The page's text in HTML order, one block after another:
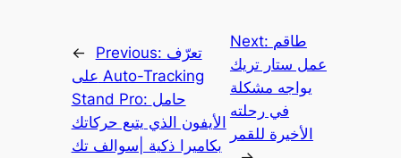
← Previous: تعرّف
على Auto-Tracking
Stand Pro: حامل
الأيفون الذي يتبع حركاتك
بكاميرا ذكية |سوالف تك
Next: طاقم
عمل ستار تريك
يواجه مشكلة
في رحلته
الأخيرة للقمر